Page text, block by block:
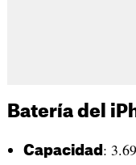
Batería del
Capacidad :